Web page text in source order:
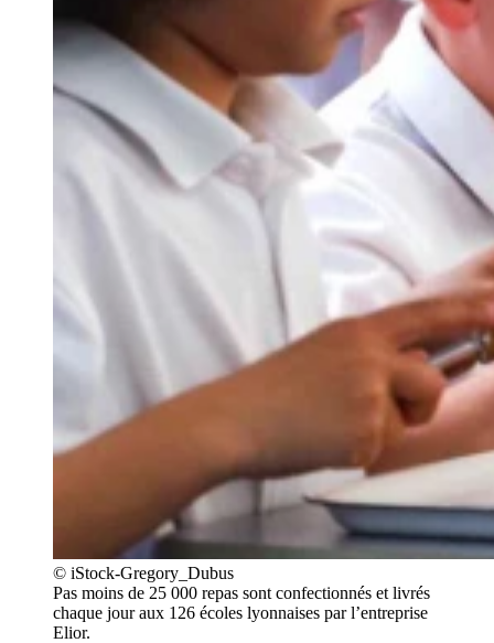
© iStock-Gregory_Dubus
Pas moins de 25 000 repas sont confectionnés et livrés
chaque jour aux 126 écoles lyonnaises par l’entreprise
Elior.